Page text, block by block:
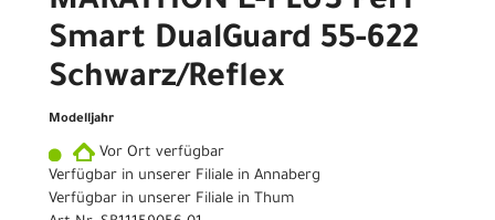
Smart DualGuard 55-622
Schwarz/Reflex
Modelljahr
Vor Ort verfügbar
Verfügbar in unserer Filiale in Annaberg
Verfügbar in unserer Filiale in Thum